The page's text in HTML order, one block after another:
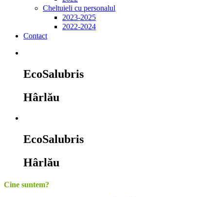
Cheltuieli cu personalul
2023-2025
2022-2024
Contact
EcoSalubris
Hârlău
EcoSalubris
Hârlău
Cine suntem?